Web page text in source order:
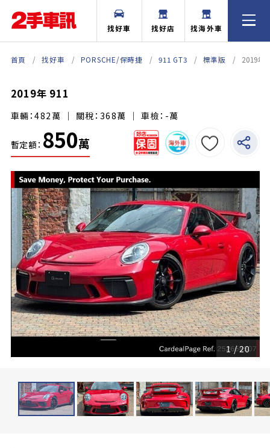
找好車 找好店 找海外車
首頁 找好車 PORSCHE/保時捷 911 GT3 標準版 2019年
2019年 911
車輛：482萬 ｜ 關稅：368萬 ｜ 車檢：-萬
暫定額： 850萬
1/20